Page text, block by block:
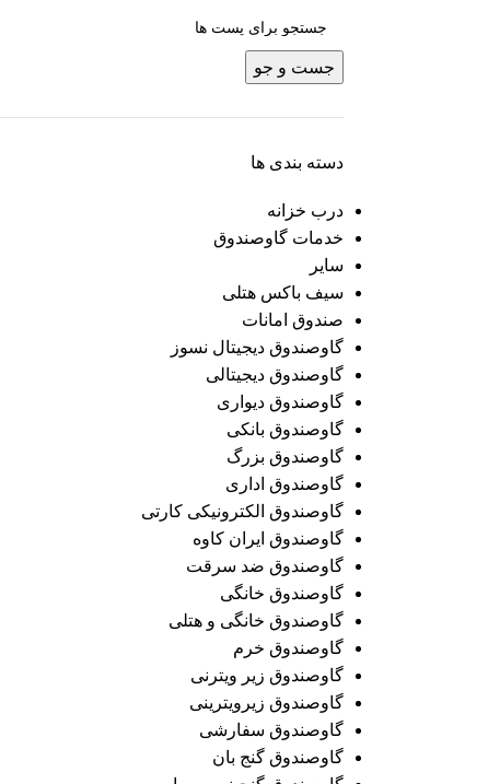
جست و جو
دسته بندی ها
درب خزانه
خدمات گاوصندوق
سایر
سیف باکس هتلی
صندوق امانات
گاوصندوق دیجیتال نسوز
گاوصندوق دیجیتالی
گاوصندوق دیواری
گاوصندوق بانکی
گاوصندوق بزرگ
گاوصندوق اداری
گاوصندوق الکترونیکی کارتی
گاوصندوق ایران کاوه
گاوصندوق ضد سرقت
گاوصندوق خانگی
گاوصندوق خانگی و هتلی
گاوصندوق خرم
گاوصندوق زیر ویترنی
گاوصندوق زیرویترینی
گاوصندوق سفارشی
گاوصندوق گنج بان